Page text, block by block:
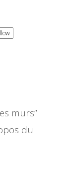
murs”
du